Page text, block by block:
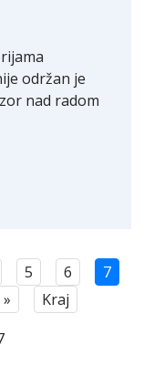
održan je
nad radom
5 6
7
»
Kraj